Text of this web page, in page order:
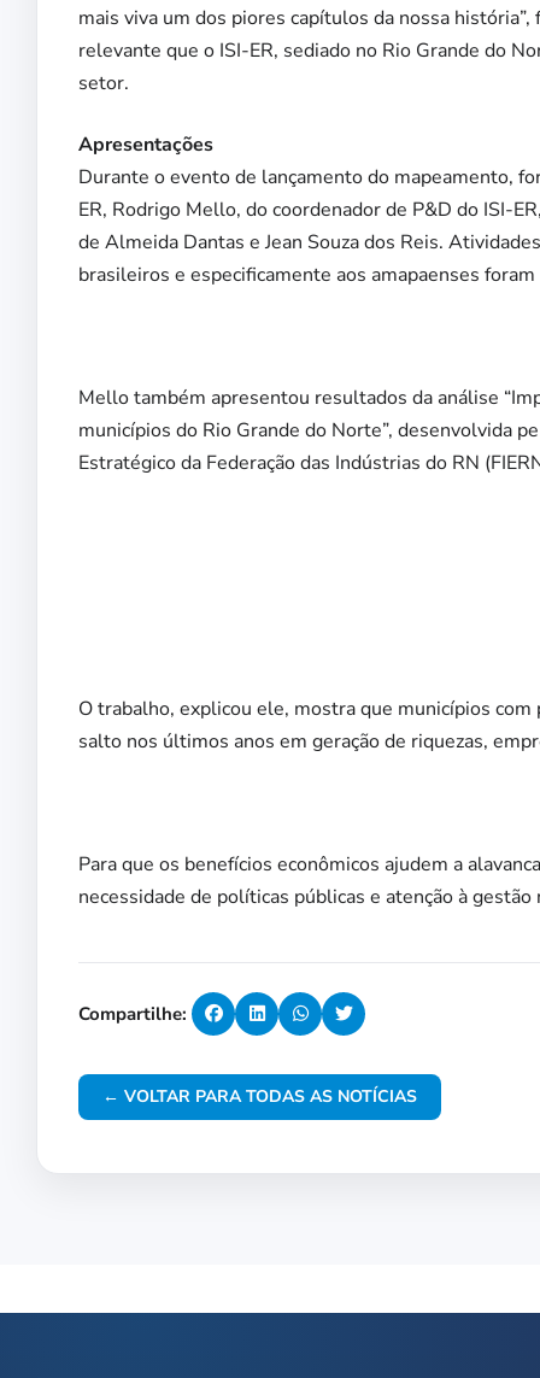
mais viva um dos piores capítulos da nossa
relevante que o ISI-ER, sediado no Rio Grande do
setor.
Apresentações
Durante o evento de lançamento do mapeamento,
ER, Rodrigo Mello, do coordenador de P&D do ISI-
de Almeida Dantas e Jean Souza dos Reis.
brasileiros e especificamente aos amapaenses
Mello também apresentou resultados da análise
municípios do Rio Grande do Norte”, desenvolvida
Estratégico da Federação das Indústrias do RN
O trabalho, explicou ele, mostra que municípios
salto nos últimos anos em geração de riquezas,
Para que os benefícios econômicos ajudem a
necessidade de políticas públicas e atenção à gestão
Compartilhe:
← VOLTAR PARA TODAS AS NOTÍCIAS